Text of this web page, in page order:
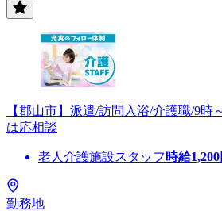
【郡山市】派遣/訪問入浴/介護職/9時
は応相談
老人介護施設スタッフ 時給1,200
勤務地